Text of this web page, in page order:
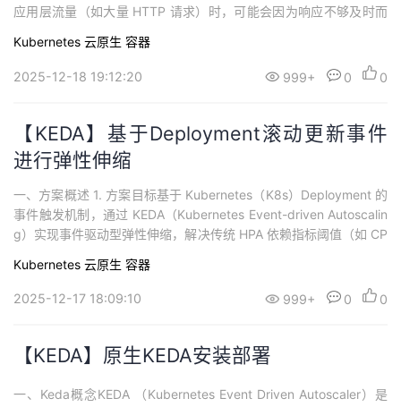
应用层流量（如大量 HTTP 请求）时，可能会因为响应不够及时而
变化，我们需要一种更细粒度的弹性伸缩策略。华为云的弹性负载
均衡器（ELB）会实时上报其四层查询速率（QPS）到云监控服务
Kubernetes 云原生 容器
2025-12-18 19:12:20 999+ 0 0
【KEDA】基于Deployment滚动更新事件
进行弹性伸缩
一、方案概述 1. 方案目标基于 Kubernetes（K8s）Deployment 的
事件触发机制，通过 KEDA（Kubernetes Event-driven Autoscalin
g）实现事件驱动型弹性伸缩，解决传统 HPA 依赖指标阈值（如 CP
od 就绪状态变更、镜像更新、配置变更等）动态调整 Pod ...
Kubernetes 云原生 容器
2025-12-17 18:09:10 999+ 0 0
【KEDA】原生KEDA安装部署
一、Keda概念KEDA （Kubernetes Event Driven Autoscaler）是